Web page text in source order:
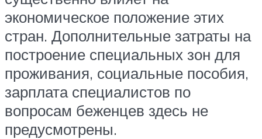
экономическое положение этих
стран. Дополнительные затраты на
построение специальных зон для
проживания, социальные пособия,
зарплата специалистов по
вопросам беженцев здесь не
предусмотрены.